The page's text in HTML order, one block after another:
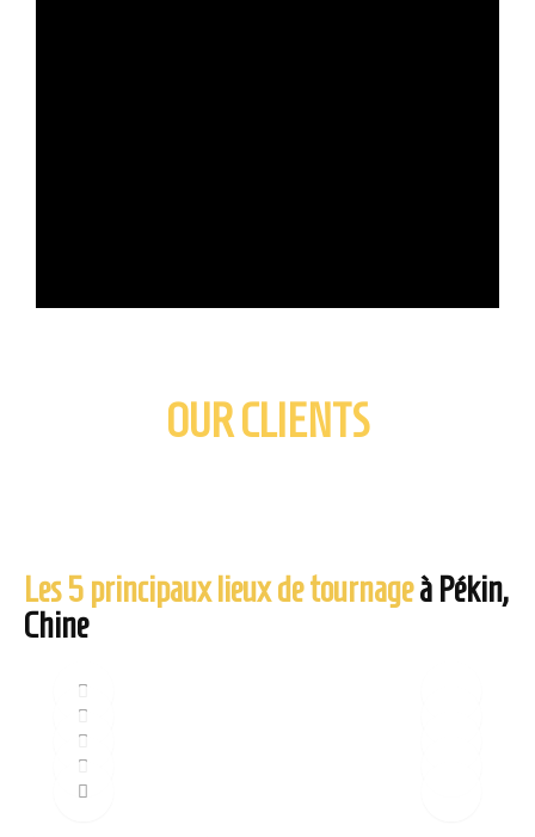
OUR CLIENTS
Les 5 principaux lieux de tournageà Pékin,
Chine